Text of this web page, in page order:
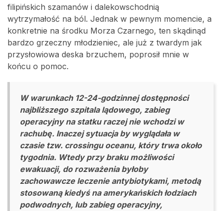
filipińskich szamanów i dalekowschodnią
wytrzymałość na ból. Jednak w pewnym momencie, a
konkretnie na środku Morza Czarnego, ten skądinąd
bardzo grzeczny młodzieniec, ale już z twardym jak
przysłowiowa deska brzuchem, poprosił mnie w
końcu o pomoc.
W warunkach 12-24-godzinnej dostępności
najbliższego szpitala lądowego, zabieg
operacyjny na statku raczej nie wchodzi w
rachubę. Inaczej sytuacja by wyglądała w
czasie tzw. crossingu oceanu, który trwa około
tygodnia. Wtedy przy braku możliwości
ewakuacji, do rozważenia byłoby
zachowawcze leczenie antybiotykami, metodą
stosowaną kiedyś na amerykańskich łodziach
podwodnych, lub zabieg operacyjny,